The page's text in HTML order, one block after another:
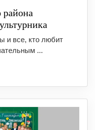
района
и все, кто любит
...